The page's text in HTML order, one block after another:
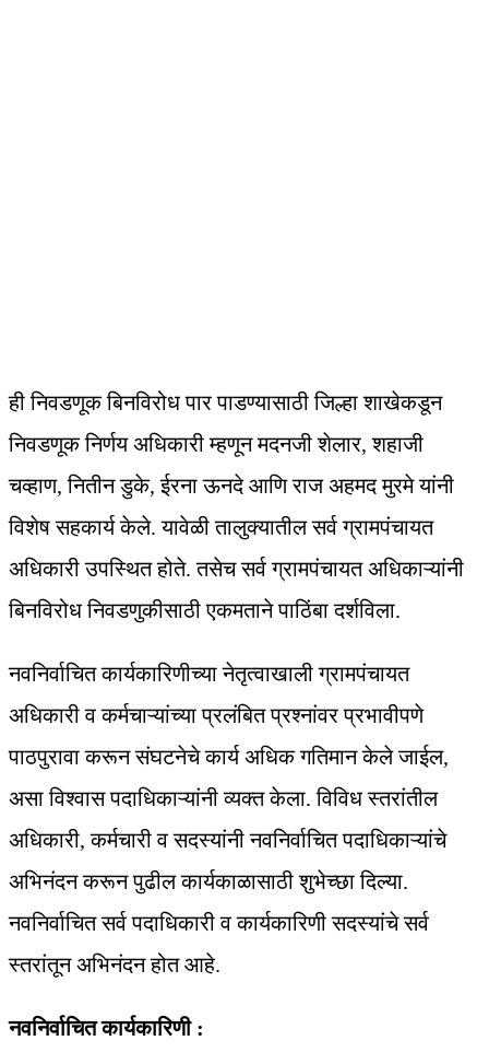
ही निवडणूक बिनविरोध पार पाडण्यासाठी जिल्हा शाखेकडून
निवडणूक निर्णय अधिकारी म्हणून मदनजी शेलार, शहाजी
चव्हाण, नितीन डुके, ईरना ऊनदे आणि राज अहमद मुरमे यांनी
विशेष सहकार्य केले. यावेळी तालुक्यातील सर्व ग्रामपंचायत
अधिकारी उपस्थित होते. तसेच सर्व ग्रामपंचायत अधिकाऱ्यांनी
बिनविरोध निवडणुकीसाठी एकमताने पाठिंबा दर्शविला.
नवनिर्वाचित कार्यकारिणीच्या नेतृत्वाखाली ग्रामपंचायत
अधिकारी व कर्मचाऱ्यांच्या प्रलंबित प्रश्नांवर प्रभावीपणे
पाठपुरावा करून संघटनेचे कार्य अधिक गतिमान केले जाईल,
असा विश्वास पदाधिकाऱ्यांनी व्यक्त केला. विविध स्तरांतील
अधिकारी, कर्मचारी व सदस्यांनी नवनिर्वाचित पदाधिकाऱ्यांचे
अभिनंदन करून पुढील कार्यकाळासाठी शुभेच्छा दिल्या.
नवनिर्वाचित सर्व पदाधिकारी व कार्यकारिणी सदस्यांचे सर्व
स्तरांतून अभिनंदन होत आहे.
नवनिर्वाचित कार्यकारिणी :